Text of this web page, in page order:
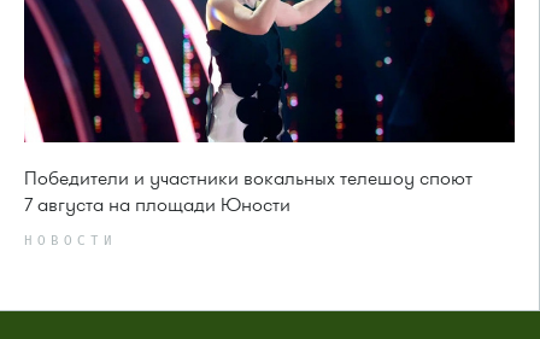
Победители и участники вокальных телешоу споют
7 августа на площади Юности
НОВОСТИ